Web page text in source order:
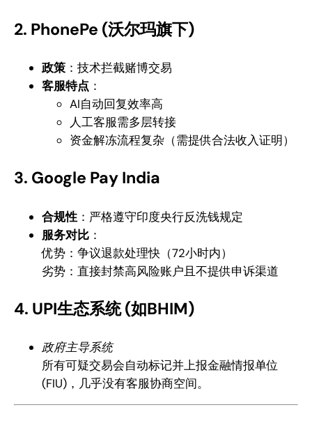
2. PhonePe (沃尔玛旗下)
政策 ：技术拦截赌博交易
客服特点 ：
AI自动回复效率高
人工客服需多层转接
资金解冻流程复杂（需提供合法收入证明）
3. Google Pay India
合规性 ：严格遵守印度央行反洗钱规定
服务对比 ：
优势：争议退款处理快（72小时内）
劣势：直接封禁高风险账户且不提供申诉渠道
4. UPI生态系统 (如BHIM)
政府主导系统
所有可疑交易会自动标记并上报金融情报单位
(FIU)，几乎没有客服协商空间。